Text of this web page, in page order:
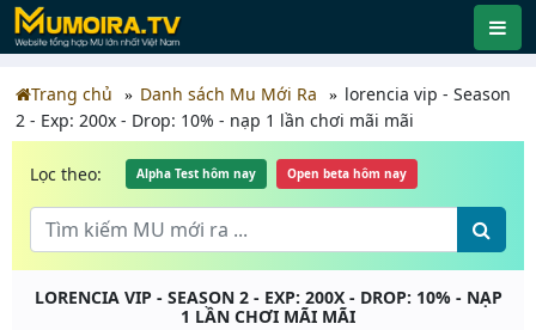
Trang chủ Danh sách Mu Mới Ra
lorencia vip - Season
2 - Exp: 200x - Drop: 10% - nạp 1 lần chơi mãi mãi
Lọc theo: Alpha Test hôm nay Open beta hôm nay
LORENCIA VIP - SEASON 2 - EXP: 200X - DROP: 10% - NẠP
1 LẦN CHƠI MÃI MÃI